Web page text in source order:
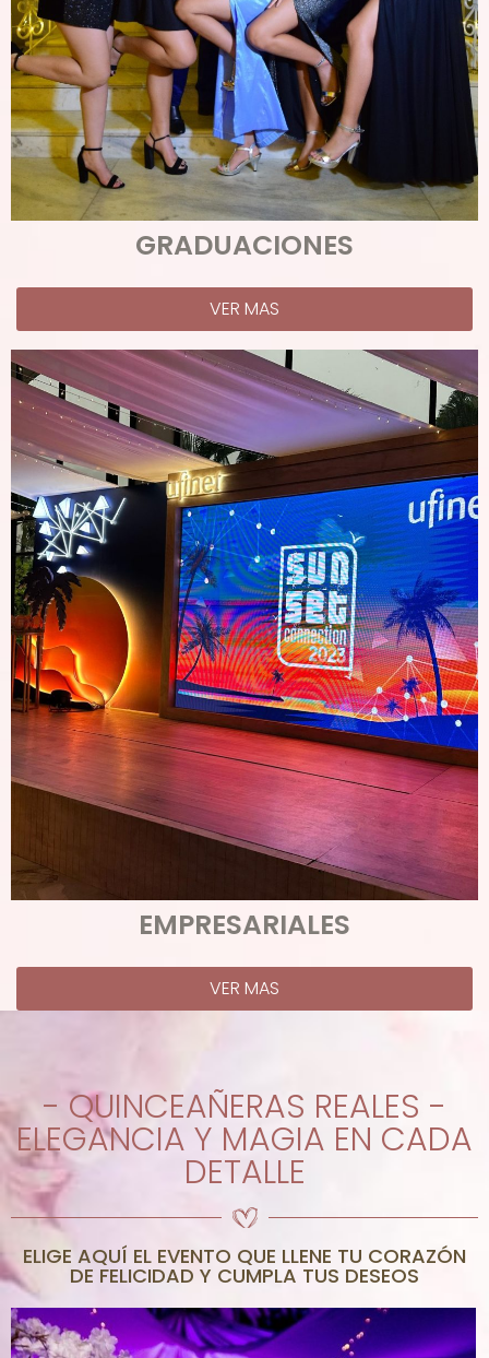
GRADUACIONES
VER MAS
EMPRESARIALES
VER MAS
- QUINCEAÑERAS REALES -
ELEGANCIA Y MAGIA EN CADA
DETALLE
ELIGE AQUÍ EL EVENTO QUE LLENE TU CORAZÓN
DE FELICIDAD Y CUMPLA TUS DESEOS